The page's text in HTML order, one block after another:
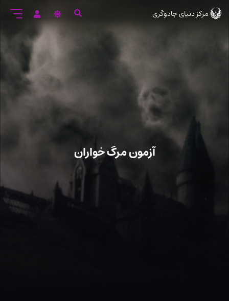
ورود
اصلی
مرکز دنیای جادوگری
آزمون مرگ خواران